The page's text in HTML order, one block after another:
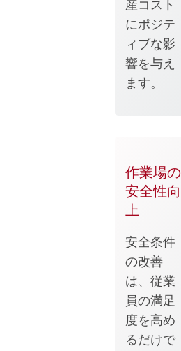
産コスト
にポジテ
ィブな影
響を与え
ます。
作業場の
安全性向
上
安全条件
の改善
は、従業
員の満足
度を高め
るだけで